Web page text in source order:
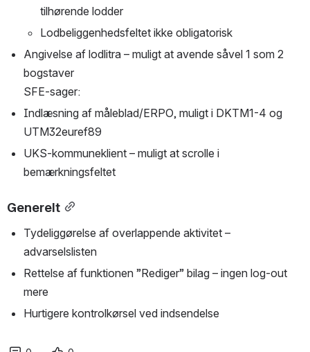
tilhørende lodder
Lodbeliggenhedsfeltet ikke obligatorisk
Angivelse af lodlitra – muligt at avende såvel 1 som 2
bogstaver
SFE-sager:
Indlæsning af måleblad/ERPO, muligt i DKTM1-4 og
UTM32euref89
UKS-kommuneklient – muligt at scrolle i
bemærkningsfeltet
Generelt
Tydeliggørelse af overlappende aktivitet –
advarselslisten
Rettelse af funktionen ”Rediger” bilag – ingen log-out
mere
Hurtigere kontrolkørsel ved indsendelse